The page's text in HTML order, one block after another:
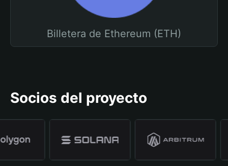
Billetera de Ethereum (ETH)
Socios del proyecto